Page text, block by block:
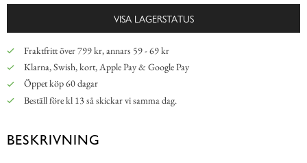
VISA LAGERSTATUS
Fraktfritt över 799 kr, annars 59 - 69 kr
Klarna, Swish, kort, Apple Pay & Google Pay
Öppet köp 60 dagar
Beställ före kl 13 så skickar vi samma dag.
BESKRIVNING